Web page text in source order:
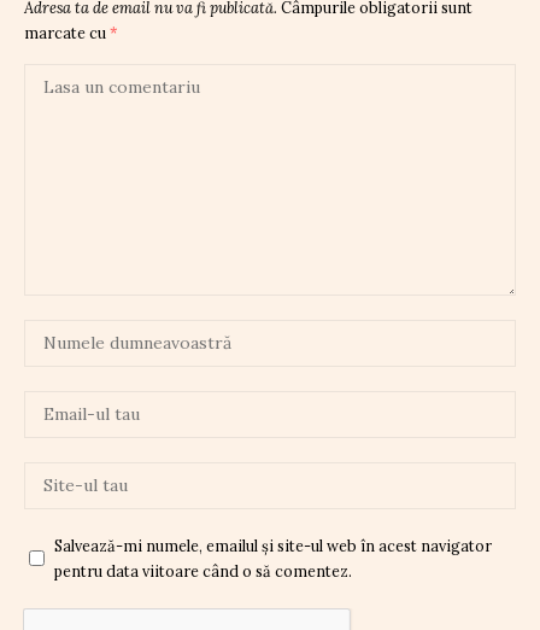
Adresa ta de email nu va fi publicată. Câmpurile obligatorii sunt
marcate cu *
Salvează-mi numele, emailul și site-ul web în acest navigator
pentru data viitoare când o să comentez.